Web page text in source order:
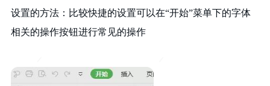
设置的方法：比较快捷的设置可以在“开始”菜单下的字体
相关的操作按钮进行常见的操作